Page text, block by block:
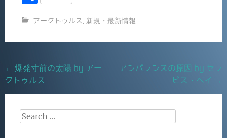
e
b
o
k
l
アークトゥルス 新規・最新情報
Post
navigation
← 爆発寸前の太陽 by アー
クトゥルス
アンバランスの原因 by セラ
ピス・ベイ →
Search